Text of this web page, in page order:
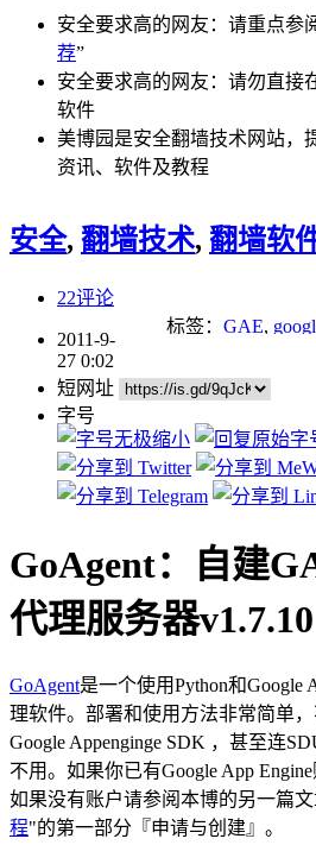
安全要求高的网友：请重点参
荐”
安全要求高的网友：请勿直接
软件
美博园是安全翻墙技术网站，
资讯、软件及教程
安全, 翻墙技术, 翻墙软
22评论
标签： GAE,
2011-9-
27 0:02
短网址
字号
GoAgent：自建
代理服务器v1.7.10
GoAgent是一个使用Python和Google
理软件。部署和使用方法非常简单
Google Appenginge SDK ，甚至连
不用。如果你已有Google App
如果没有账户请参阅本博的另一篇文
程"的第一部分『申请与创建』。